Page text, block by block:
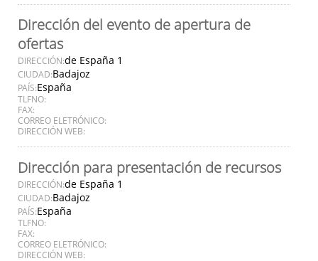
Dirección del evento de apertura de
ofertas
DIRECCIÓN:de España 1
CIUDAD:Badajoz
PAÍS:España
TLFNO:
FAX:
CORREO ELETRÓNICO:
DIRECCIÓN WEB:
Dirección para presentación de recursos
DIRECCIÓN:de España 1
CIUDAD:Badajoz
PAÍS:España
TLFNO:
FAX:
CORREO ELETRÓNICO:
DIRECCIÓN WEB: